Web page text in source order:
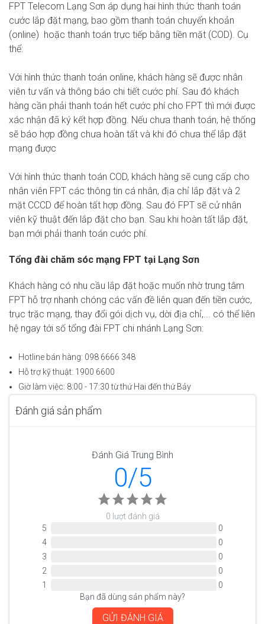
FPT Telecom Lạng Sơn áp dụng hai hình thức thanh toán
cước lắp đặt mạng, bao gồm thanh toán chuyển khoản
(online) hoặc thanh toán trực tiếp bằng tiền mặt (COD). Cụ
thể:
Với hình thức thanh toán online, khách hàng sẽ được nhân
viên tư vấn và thông báo chi tiết cước phí. Sau đó khách
hàng cần phải thanh toán hết cước phí cho FPT thì mới được
xác nhận đã ký kết hợp đồng. Nếu chưa thanh toán, hệ thống
sẽ báo hợp đồng chưa hoàn tất và khi đó chưa thể lắp đặt
mạng được
Với hình thức thanh toán COD, khách hàng sẽ cung cấp cho
nhân viên FPT các thông tin cá nhân, địa chỉ lắp đặt và 2
mặt CCCD để hoàn tất hợp đồng. Sau đó FPT sẽ cử nhân
viên kỹ thuật đến lắp đặt cho bạn. Sau khi hoàn tất lắp đặt,
bạn mới phải thanh toán cước phí.
Tổng đài chăm sóc mạng FPT tại Lạng Sơn
Khách hàng có nhu cầu lắp đặt hoặc muốn nhờ trung tâm
FPT hỗ trợ nhanh chóng các vấn đề liên quan đến tiền cước,
trục trặc mạng, thay đổi gói dịch vụ, dời địa chỉ,... có thể liên
hệ ngay tới số tổng đài FPT chi nhánh Lạng Sơn:
Hotline bán hàng: 098 6666 348
Hỗ trợ kỹ thuật: 1900 6600
Giờ làm việc: 8:00 - 17:30 từ thứ Hai đến thứ Bảy
Đánh giá sản phẩm
Đánh Giá Trung Bình
0/5
0 lượt đánh giá
5
0
4
0
3
0
2
0
1
0
Bạn đã dùng sản phẩm này?
GỬI ĐÁNH GIÁ